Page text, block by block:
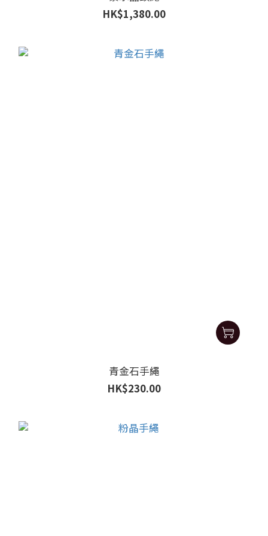
HK$1,380.00
青金石手繩
HK$230.00